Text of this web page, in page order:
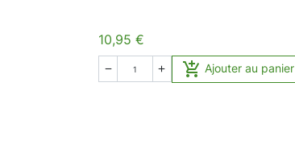
10,95 €
   Ajouter au panier